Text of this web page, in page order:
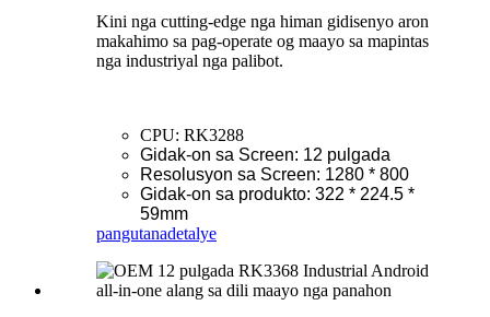
Kini nga cutting-edge nga himan gidisenyo aron
makahimo sa pag-operate og maayo sa mapintas
nga industriyal nga palibot.
CPU: RK3288
Gidak-on sa Screen: 12 pulgada
Resolusyon sa Screen: 1280 * 800
Gidak-on sa produkto: 322 * 224.5 *
59mm
pangutanadetalye